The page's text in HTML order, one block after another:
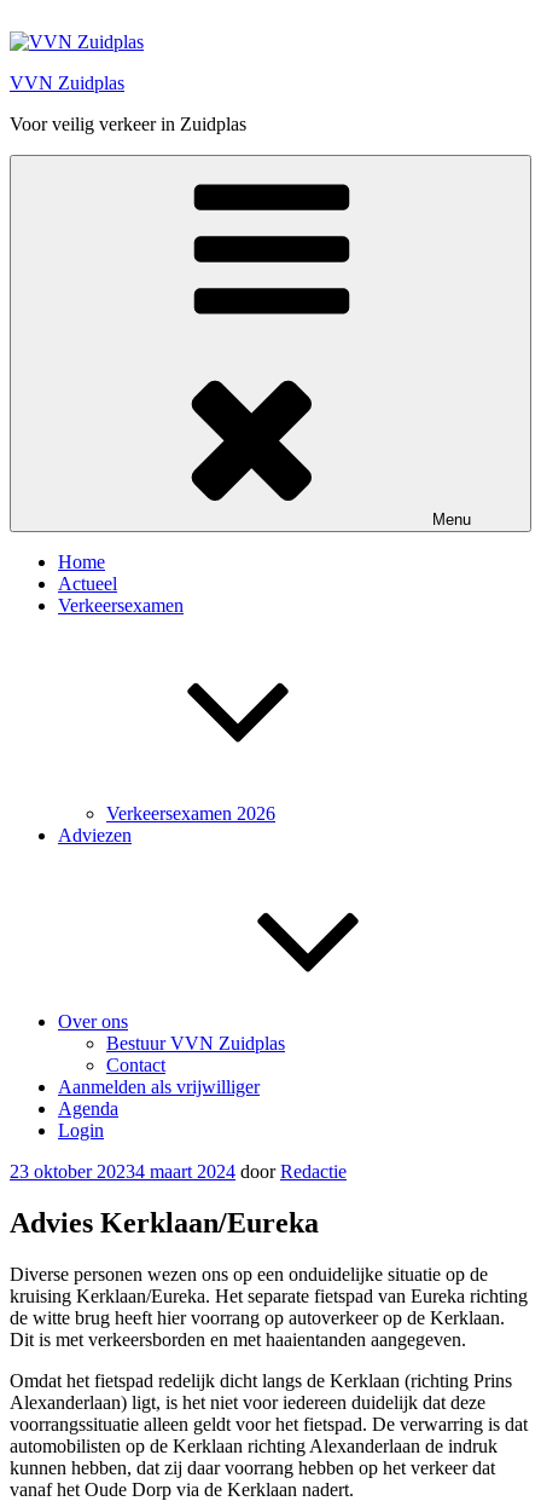
naar
inhoud
VVN Zuidplas
Voor veilig verkeer in Zuidplas
Menu
Home
Actueel
Verkeersexamen
Verkeersexamen 2026
Adviezen
Over ons
Bestuur VVN Zuidplas
Contact
Aanmelden als vrijwilliger
Agenda
Login
Geplaatst
23 oktober 20234 maart 2024 doorRedactie
Advies Kerklaan/Eureka
Diverse personen wezen ons op een onduidelijke situatie op de
kruising Kerklaan/Eureka. Het separate fietspad van Eureka richting
de witte brug heeft hier voorrang op autoverkeer op de Kerklaan.
Dit is met verkeersborden en met haaientanden aangegeven.
Omdat het fietspad redelijk dicht langs de Kerklaan (richting Prins
Alexanderlaan) ligt, is het niet voor iedereen duidelijk dat deze
voorrangssituatie alleen geldt voor het fietspad. De verwarring is dat
automobilisten op de Kerklaan richting Alexanderlaan de indruk
kunnen hebben, dat zij daar voorrang hebben op het verkeer dat
vanaf het Oude Dorp via de Kerklaan nadert.